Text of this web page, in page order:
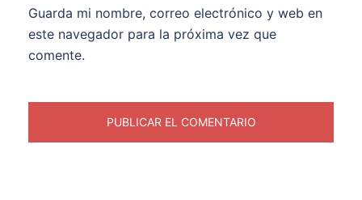
Guarda mi nombre, correo electrónico y web en
este navegador para la próxima vez que
comente.